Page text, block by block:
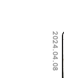
2024.04.08